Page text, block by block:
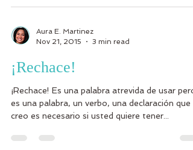
Aura E. Martinez
Nov 21, 2015
3 min read
¡Rechace!
¡Rechace! Es una palabra atrevida de usar pero
es una palabra, un verbo, una declaración que
creo es necesario si usted quiere tener...